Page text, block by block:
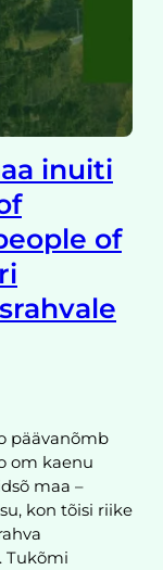
inuiti
of
päävanõmb
om kaenu
maa –
kon tõisi riike
Tukõmi